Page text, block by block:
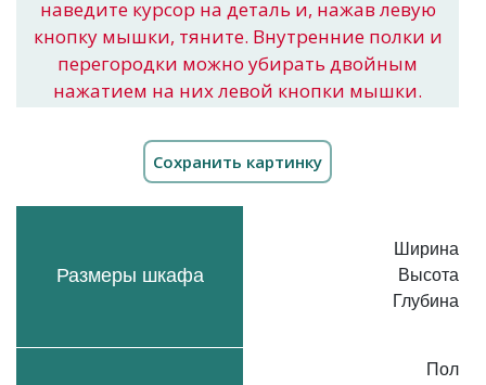
наведите курсор на деталь и, нажав левую
кнопку мышки, тяните. Внутренние полки и
перегородки можно убирать двойным
нажатием на них левой кнопки мышки.
Размеры шкафа
Ширина
Высота
Глубина
Пол